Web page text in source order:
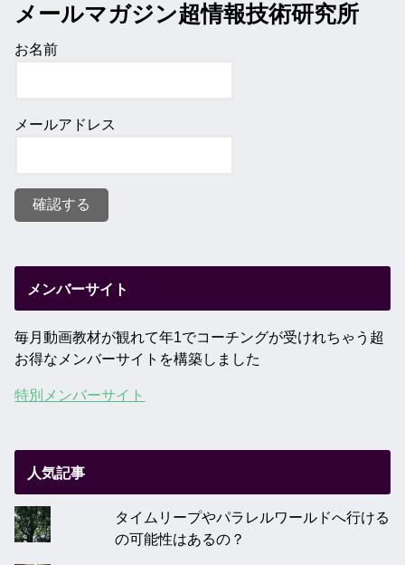
メールマガジン超情報技術研究所
お名前
メールアドレス
メンバーサイト
毎月動画教材が観れて年1でコーチングが受けれちゃう超
お得なメンバーサイトを構築しました
特別メンバーサイト
人気記事
タイムリープやパラレルワールドへ行ける
の可能性はあるの？